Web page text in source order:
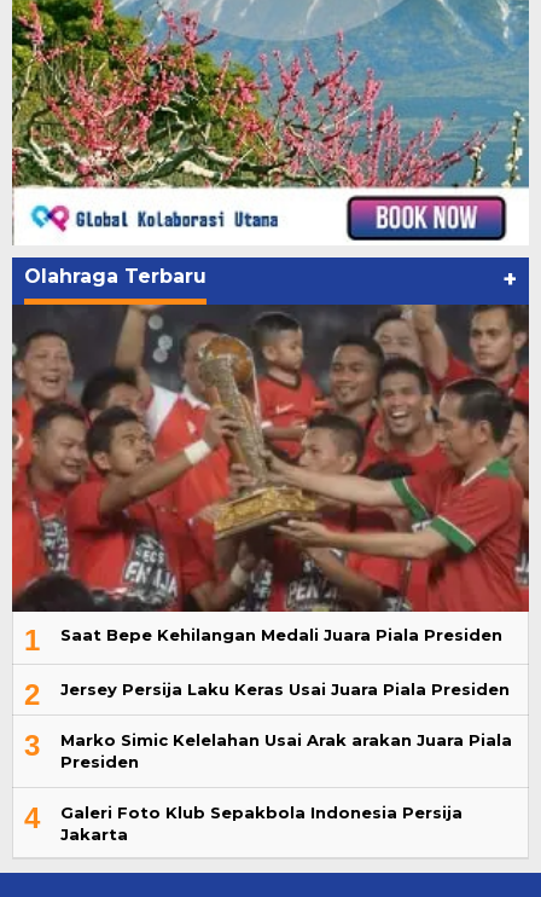
Olahraga Terbaru +
1 Saat Bepe Kehilangan Medali Juara Piala Presiden
2 Jersey Persija Laku Keras Usai Juara Piala Presiden
3
Marko Simic Kelelahan Usai Arak arakan Juara Piala
Presiden
4
Galeri Foto Klub Sepakbola Indonesia Persija
Jakarta